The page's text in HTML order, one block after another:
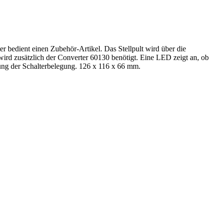
bedient einen Zubehör-Artikel. Das Stellpult wird über die
zusätzlich der Converter 60130 benötigt. Eine LED zeigt an, ob
der Schalterbelegung. 126 x 116 x 66 mm.